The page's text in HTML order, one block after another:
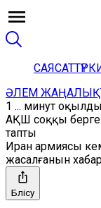
САЯСАТ
ӘЛЕМ
1 ... минут оқылды
АҚШ соққы
тапты
Иран армиясы
жасалғанын
Бөлісу